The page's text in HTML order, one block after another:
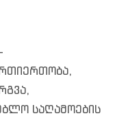
საღამოების